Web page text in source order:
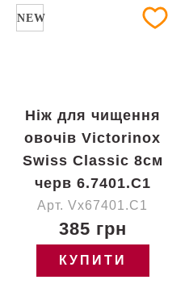
NEW
Ніж для чищення
овочів Victorinox
Swiss Classic 8см
черв 6.7401.C1
Арт. Vx67401.C1
385 грн
КУПИТИ